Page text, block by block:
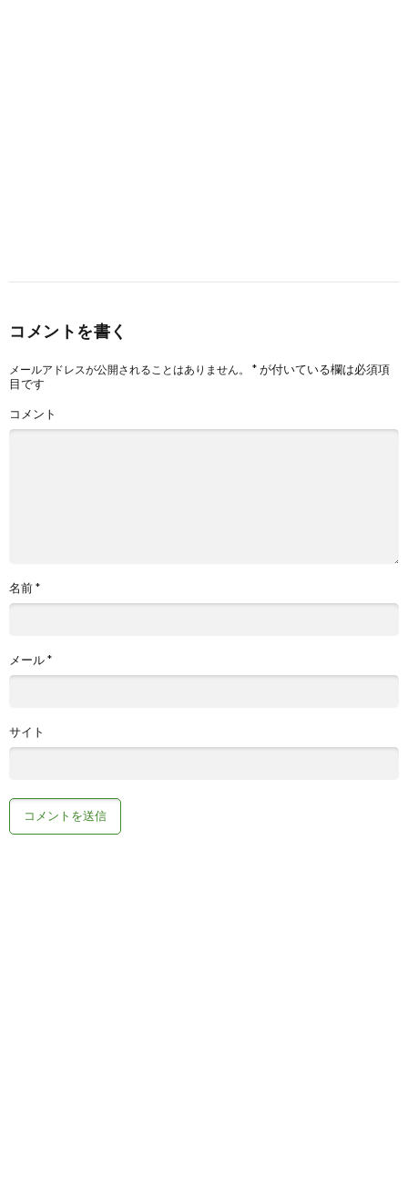
コメントを書く
メールアドレスが公開されることはありません。 *が付いている欄は必須項
目です
コメント
名前*
メール*
サイト